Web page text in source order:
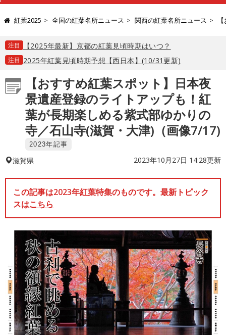
紅葉2025 全国の紅葉名所ニュース 関西の紅葉名所ニュース
注目 【2025年最新】京都の紅葉見頃時期はいつ？
注目 2025年紅葉見頃時期予想【西日本】(10/31更新)
【おすすめ紅葉スポット】日本夜
景遺産登録のライトアップも！紅
葉が長期楽しめる紫式部ゆかりの
寺／石山寺(滋賀・大津)（画像7/17)
2023年記事
滋賀県 2023年10月27日 14:28更新
この記事は2023年紅葉特集のものです。最新トピック
スはこちら